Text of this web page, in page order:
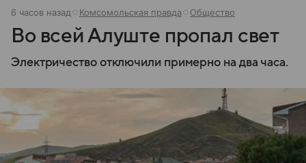
6 часов назад Комсомольская правда Общество
Во всей Алуште пропал свет
Электричество отключили примерно на два часа.